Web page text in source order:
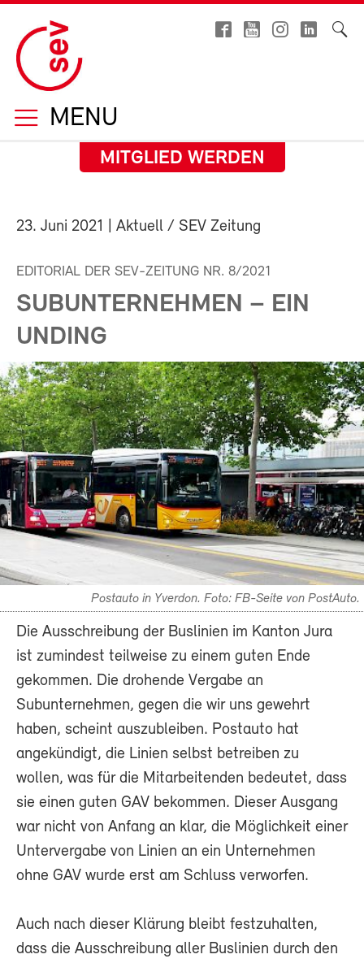
MENU
MITGLIED WERDEN
23. Juni 2021 | Aktuell / SEV Zeitung
EDITORIAL DER SEV-ZEITUNG NR. 8/2021
SUBUNTERNEHMEN – EIN
UNDING
Postauto in Yverdon. Foto: FB-Seite von PostAuto.
Die Ausschreibung der Buslinien im Kanton Jura
ist zumindest teilweise zu einem guten Ende
gekommen. Die drohende Vergabe an
Subunternehmen, gegen die wir uns gewehrt
haben, scheint auszubleiben. Postauto hat
angekündigt, die Linien selbst betreiben zu
wollen, was für die Mitarbeitenden bedeutet, dass
sie einen guten GAV bekommen. Dieser Ausgang
war nicht von Anfang an klar, die Möglichkeit einer
Untervergabe von Linien an ein Unternehmen
ohne GAV wurde erst am Schluss verworfen.
Auch nach dieser Klärung bleibt festzuhalten,
dass die Ausschreibung aller Buslinien durch den